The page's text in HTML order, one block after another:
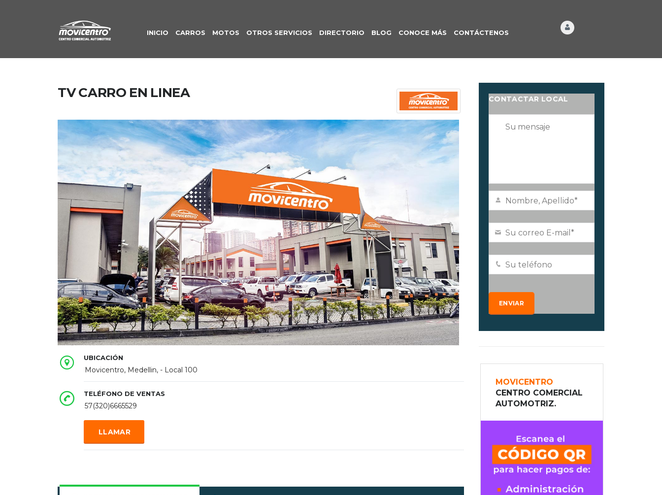
INICIO CARROS MOTOS OTROS SERVICIOS DIRECTORIO BLOG CONOCE MÁS CONTÁCTENOS
TV CARRO EN LINEA
UBICACIÓN
Movicentro, Medellin, - Local 100
TELÉFONO DE VENTAS
57(320)6665529
LLAMAR
CONTACTAR LOCAL
MOVICENTRO
CENTRO COMERCIAL
AUTOMOTRIZ.